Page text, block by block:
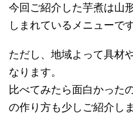
今回ご紹介した芋煮は山
しまれているメニューです
ただし、地域よって具材
なります。
比べてみたら面白かった
の作り方も少しご紹介し